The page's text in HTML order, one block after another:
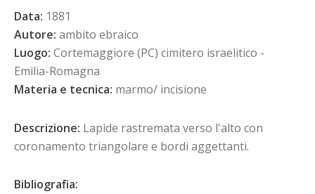
Data: 1881
Autore: ambito ebraico
Luogo: Cortemaggiore (PC) cimitero israelitico -
Emilia-Romagna
Materia e tecnica: marmo/ incisione
Descrizione: Lapide rastremata verso l'alto con
coronamento triangolare e bordi aggettanti.
Bibliografia: